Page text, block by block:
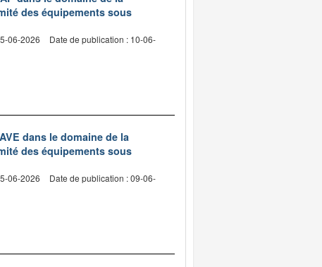
des équipements sous
06-2026
Date de publication : 10-06-
dans le domaine de la
des équipements sous
06-2026
Date de publication : 09-06-